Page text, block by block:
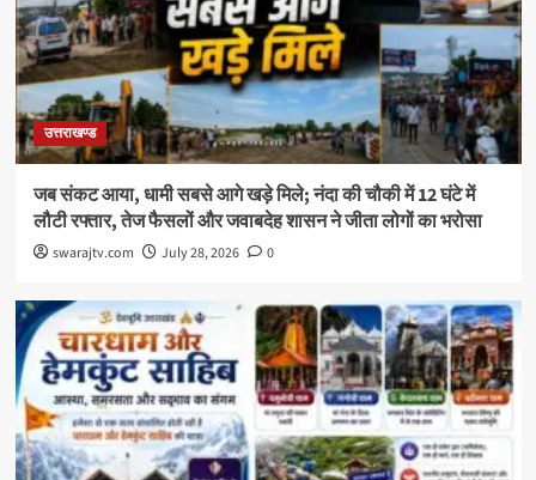
उत्तराखण्ड
जब संकट आया, धामी सबसे आगे खड़े मिले; नंदा की चौकी में 12 घंटे में
लौटी रफ्तार, तेज फैसलों और जवाबदेह शासन ने जीता लोगों का भरोसा
swarajtv.com July 28, 2026 0